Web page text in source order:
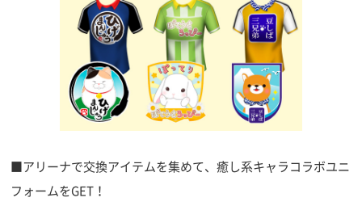
■アリーナで交換アイテムを集めて、癒し系キャラコラボユニ
フォームをGET！